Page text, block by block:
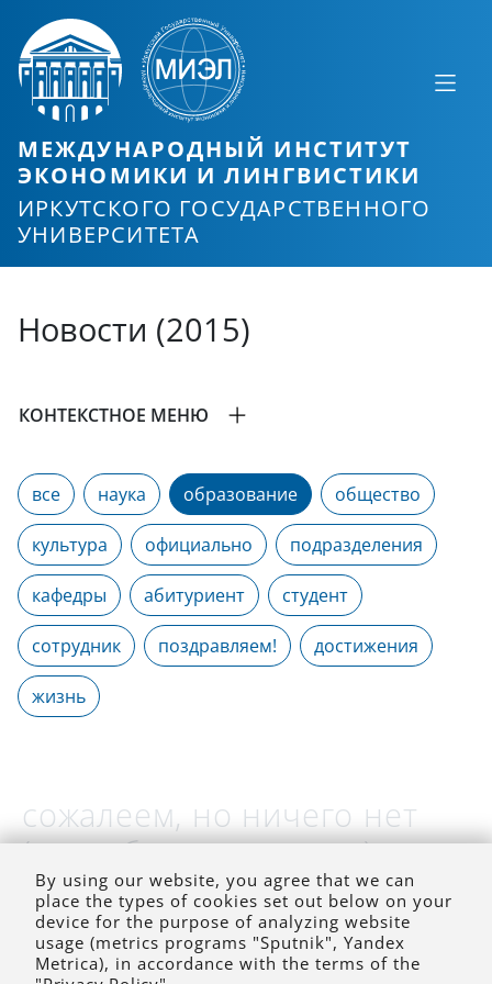
МЕЖДУНАРОДНЫЙ ИНСТИТУТ
ЭКОНОМИКИ И ЛИНГВИСТИКИ
ИРКУТСКОГО ГОСУДАРСТВЕННОГО
УНИВЕРСИТЕТА
Новости (2015)
КОНТЕКСТНОЕ МЕНЮ
все наука образование общество
культура официально подразделения
кафедры абитуриент студент
сотрудник поздравляем! достижения
жизнь
сожалеем, но ничего нет
(на выбранное время)
By using our website, you agree that we can
place the types of cookies set out below on your
device for the purpose of analyzing website
usage (metrics programs "Sputnik", Yandex
Metrica), in accordance with the terms of the